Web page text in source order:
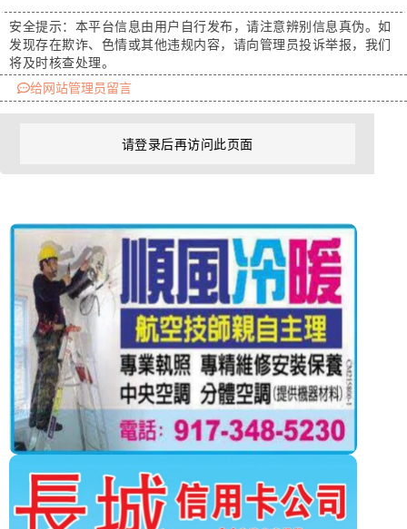
安全提示： 本平台信息由用户自行发布，请注意辨别信息真伪。如
发现存在欺诈、色情或其他违规内容，请向管理员投诉举报，我们
将及时核查处理。
给网站管理员留言
请登录后再访问此页面